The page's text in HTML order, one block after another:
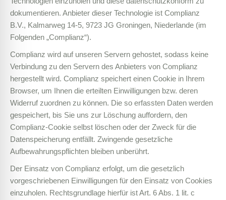
dokumentieren. Anbieter dieser Technologie ist Complianz
B.V., Kalmarweg 14-5, 9723 JG Groningen, Niederlande (im
Folgenden „Complianz“).
Complianz wird auf unseren Servern gehostet, sodass keine
Verbindung zu den Servern des Anbieters von Complianz
hergestellt wird. Complianz speichert einen Cookie in Ihrem
Browser, um Ihnen die erteilten Einwilligungen bzw. deren
Widerruf zuordnen zu können. Die so erfassten Daten werden
gespeichert, bis Sie uns zur Löschung auffordern, den
Complianz-Cookie selbst löschen oder der Zweck für die
Datenspeicherung entfällt. Zwingende gesetzliche
Aufbewahrungspflichten bleiben unberührt.
Der Einsatz von Complianz erfolgt, um die gesetzlich
vorgeschriebenen Einwilligungen für den Einsatz von Cookies
einzuholen. Rechtsgrundlage hierfür ist Art. 6 Abs. 1 lit. c